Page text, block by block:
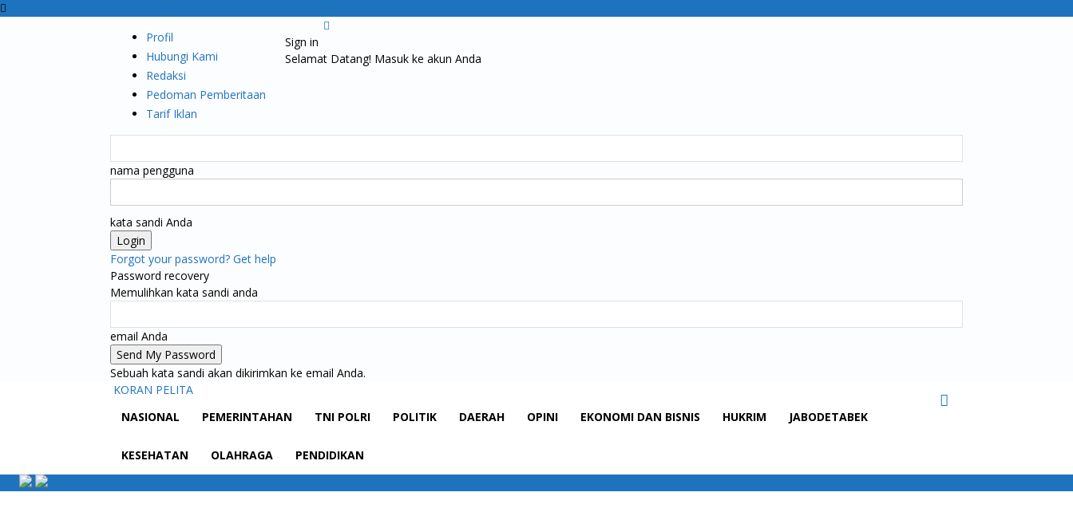
Profil
Hubungi Kami
Redaksi
Pedoman Pemberitaan
Tarif Iklan
Sign in
Selamat Datang! Masuk ke akun Anda
nama pengguna
kata sandi Anda
Forgot your password? Get help
Password recovery
Memulihkan kata sandi anda
email Anda
Sebuah kata sandi akan dikirimkan ke email Anda.
KORAN PELITA
NASIONAL
PEMERINTAHAN TNI POLRI POLITIK DAERAH OPINI EKONOMI DAN BISNIS HUKRIM JABODETABEK
KESEHATAN OLAHRAGA PENDIDIKAN